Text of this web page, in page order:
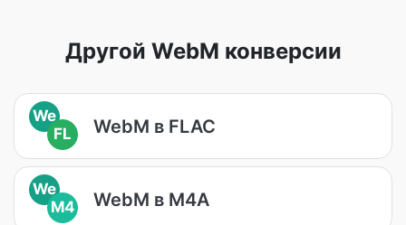
Другой WebM конверсии
We
FL
WebM в FLAC
We
M4
WebM в M4A